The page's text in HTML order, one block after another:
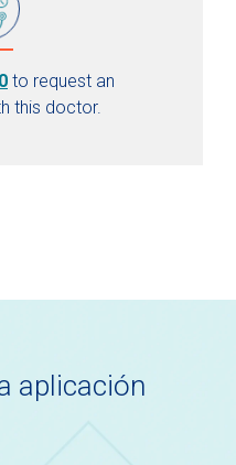
to request an
this doctor.
aplicación